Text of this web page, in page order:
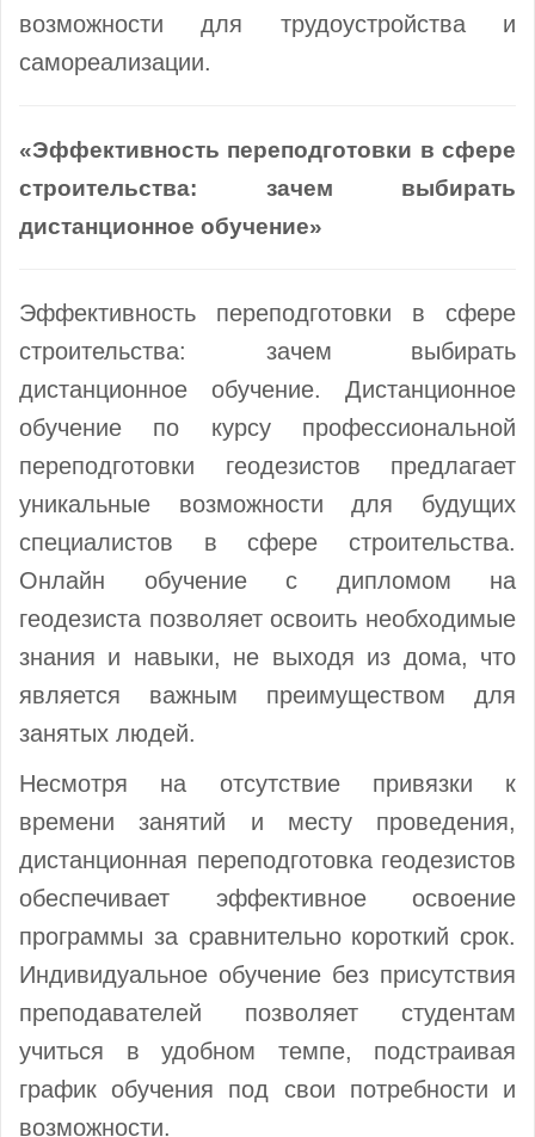
возможности для трудоустройства и
самореализации.
«Эффективность переподготовки в сфере
строительства: зачем выбирать
дистанционное обучение»
Эффективность переподготовки в сфере
строительства: зачем выбирать
дистанционное обучение. Дистанционное
обучение по курсу профессиональной
переподготовки геодезистов предлагает
уникальные возможности для будущих
специалистов в сфере строительства.
Онлайн обучение с дипломом на
геодезиста позволяет освоить необходимые
знания и навыки, не выходя из дома, что
является важным преимуществом для
занятых людей.
Несмотря на отсутствие привязки к
времени занятий и месту проведения,
дистанционная переподготовка геодезистов
обеспечивает эффективное освоение
программы за сравнительно короткий срок.
Индивидуальное обучение без присутствия
преподавателей позволяет студентам
учиться в удобном темпе, подстраивая
график обучения под свои потребности и
возможности.